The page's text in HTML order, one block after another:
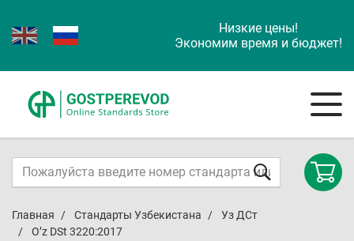
Низкие цены!
Экономим время и бюджет!
Главная Стандарты Узбекистана
Уз ДСт
O’z DSt 3220:2017